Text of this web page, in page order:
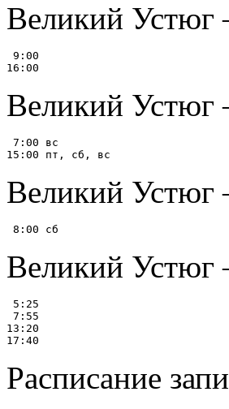
Великий Устюг
9:00
Великий Устюг
7:00 вс
Великий
Великий
5:25
7:55
13:20
Расписание